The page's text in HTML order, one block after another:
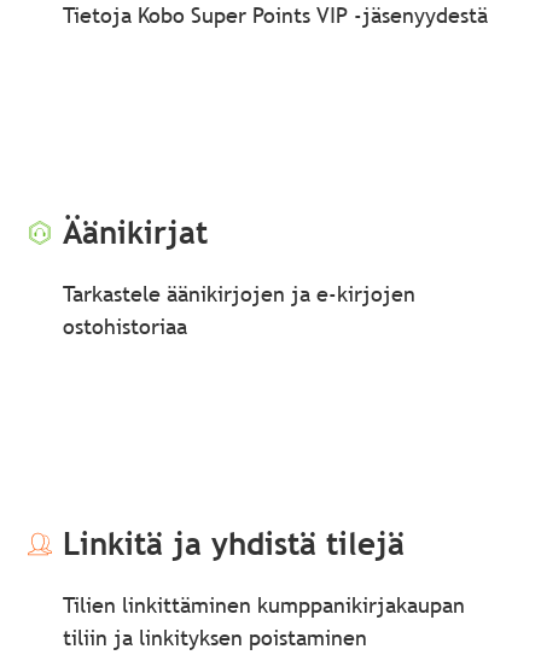
Tietoja Kobo Super Points VIP -jäsenyydestä
Äänikirjat
Tarkastele äänikirjojen ja e-kirjojen
ostohistoriaa
Linkitä ja yhdistä tilejä
Tilien linkittäminen kumppanikirjakaupan
tiliin ja linkityksen poistaminen